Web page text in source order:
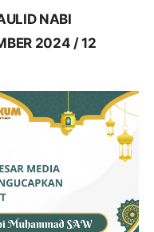
NABI
2024 / 12